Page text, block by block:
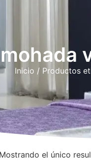
Inicio / Productos
Mostrando el único